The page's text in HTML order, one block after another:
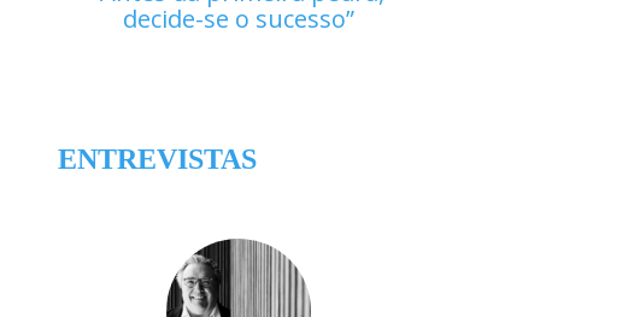
decide-se o sucesso
ENTREVISTAS